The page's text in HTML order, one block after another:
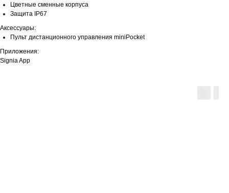
Цветные сменные корпуса
Защита IP67
Аксессуары:
Пульт дистанционного управления miniPocket
Приложения:
Signia App